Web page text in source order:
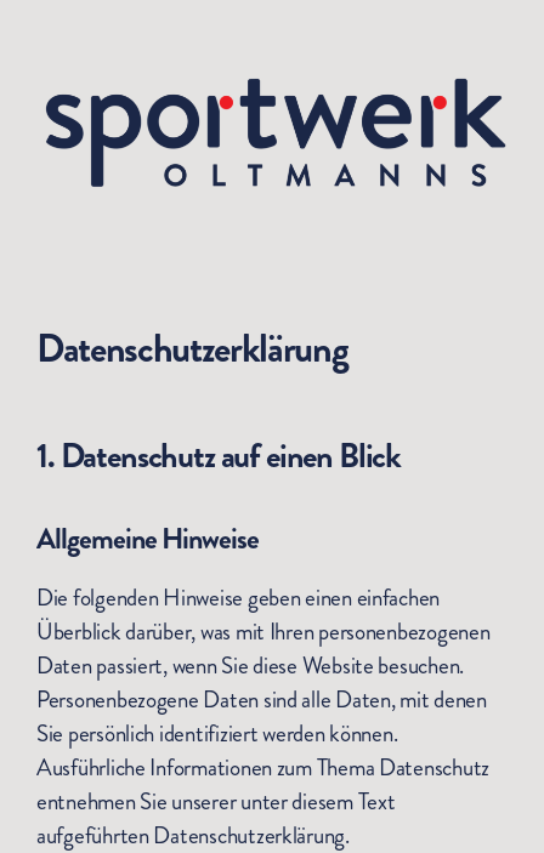
Datenschutzerklärung
1. Datenschutz auf einen Blick
Allgemeine Hinweise
Die folgenden Hinweise geben einen einfachen
Überblick darüber, was mit Ihren personenbezogenen
Daten passiert, wenn Sie diese Website besuchen.
Personenbezogene Daten sind alle Daten, mit denen
Sie persönlich identifiziert werden können.
Ausführliche Informationen zum Thema Datenschutz
entnehmen Sie unserer unter diesem Text
aufgeführten Datenschutzerklärung.